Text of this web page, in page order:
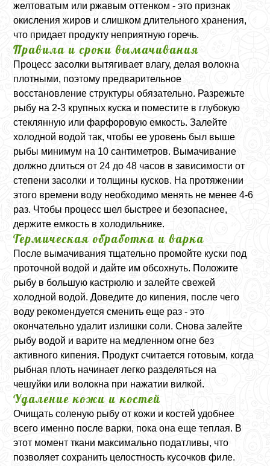
желтоватым или ржавым оттенком - это признак
окисления жиров и слишком длительного хранения,
что придает продукту неприятную горечь.
Правила и сроки вымачивания
Процесс засолки вытягивает влагу, делая волокна
плотными, поэтому предварительное
восстановление структуры обязательно. Разрежьте
рыбу на 2-3 крупных куска и поместите в глубокую
стеклянную или фарфоровую емкость. Залейте
холодной водой так, чтобы ее уровень был выше
рыбы минимум на 10 сантиметров. Вымачивание
должно длиться от 24 до 48 часов в зависимости от
степени засолки и толщины кусков. На протяжении
этого времени воду необходимо менять не менее 4-6
раз. Чтобы процесс шел быстрее и безопаснее,
держите емкость в холодильнике.
Термическая обработка и варка
После вымачивания тщательно промойте куски под
проточной водой и дайте им обсохнуть. Положите
рыбу в большую кастрюлю и залейте свежей
холодной водой. Доведите до кипения, после чего
воду рекомендуется сменить еще раз - это
окончательно удалит излишки соли. Снова залейте
рыбу водой и варите на медленном огне без
активного кипения. Продукт считается готовым, когда
рыбная плоть начинает легко разделяться на
чешуйки или волокна при нажатии вилкой.
Удаление кожи и костей
Очищать соленую рыбу от кожи и костей удобнее
всего именно после варки, пока она еще теплая. В
этот момент ткани максимально податливы, что
позволяет сохранить целостность кусочков филе.